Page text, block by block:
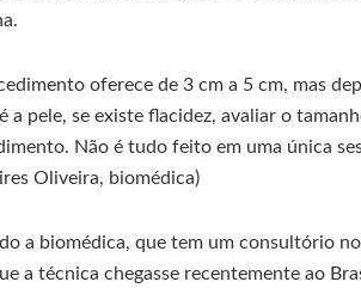
oferece de 3 cm a 5 cm, mas
a pele, se existe flacidez, avaliar o
Não é tudo feito em uma única
Oliveira, biomédica)
a biomédica, que tem um consultório
a técnica chegasse recentemente ao